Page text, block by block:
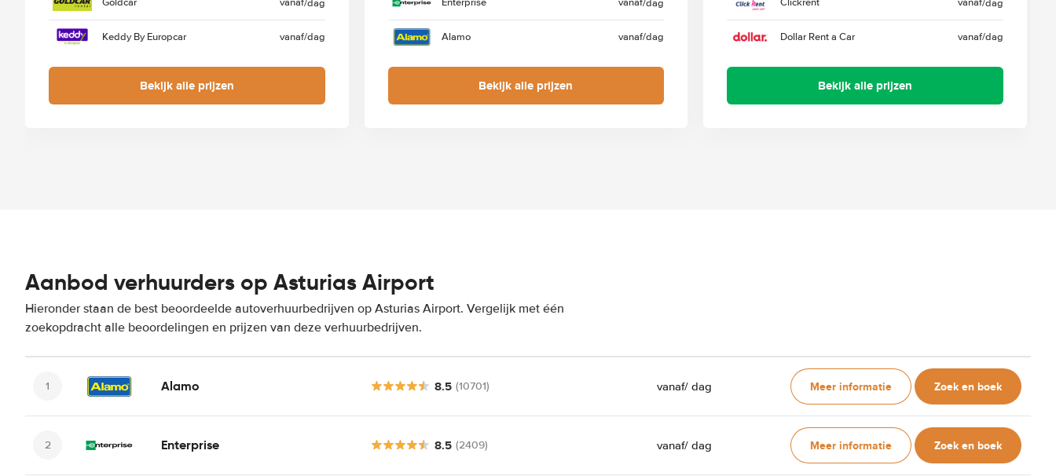
/dag
Keddy By Europcar vanaf/dag
Bekijk alle prijzen
/dag
Alamo vanaf/dag
Bekijk alle prijzen
/dag
Dollar Rent a Car vanaf/dag
Bekijk alle prijzen
Aanbod verhuurders op Asturias Airport
Hieronder staan de best beoordeelde autoverhuurbedrijven op Asturias Airport. Vergelijk met één
zoekopdracht alle beoordelingen en prijzen van deze verhuurbedrijven.
Alamo 8.5 (10701) vanaf/ dag Meer informatie Zoek en boek
Enterprise 8.5 (2409) vanaf/ dag Meer informatie Zoek en boek